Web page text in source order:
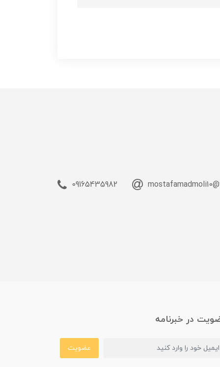
09165435982
در خبرنامه
عضویت